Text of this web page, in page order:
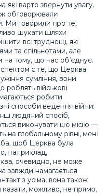
які варто звернути увагу.
обговорювали
Ми говорили про те,
шукати шляхи
всі труднощі, які
та спільнотами, але
тому, що нас об’єднує.
є те, що Церква
сумління, вони
військові
робити
способи ведення війни:
людяний спосіб,
виконувати цю місію —
на глобальному рівні, мені
щоб Церква була
наприклад,
очевидно, не може
завжди намагається
з усіма, вона також
казати, можливо, не прямо,